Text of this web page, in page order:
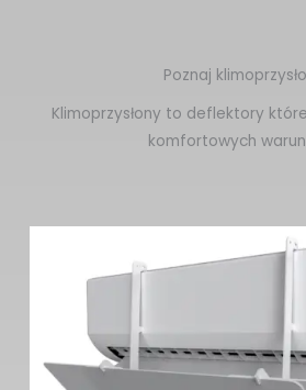
Poznaj
Klimoprzysłony to deflektory
komfortowych